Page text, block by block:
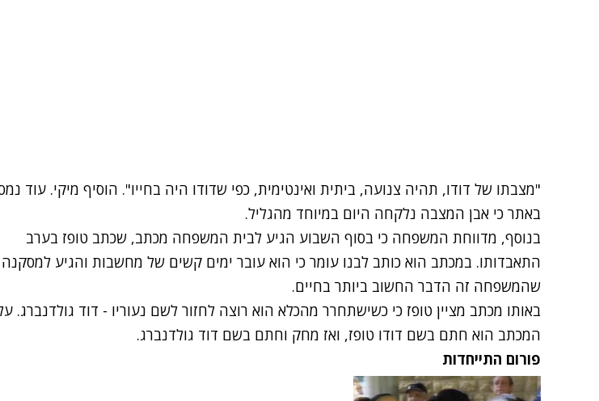
"מצבתו של דודו, תהיה צנועה, ביתית ואינטימית, כפי שדודו היה בחייו". הוסיף מיקי. עוד
באתר כי אבן המצבה נלקחה היום במיוחד מהגליל.
בנוסף, מדווחת המשפחה כי בסוף השבוע הגיע לבית המשפחה מכתב, שכתב טופז בערב
התאבדותו. במכתב הוא כותב לבנו עומר כי הוא עובר ימים קשים של מחשבות והגיע למסקנה
שהמשפחה זה הדבר החשוב ביותר בחיים.
באותו מכתב מציין טופז כי כשישתחרר מהכלא הוא רוצה לחזור לשם נעוריו - דוד גולדנברג.
המכתב הוא חתם בשם דודו טופז, ואז מחק וחתם בשם דוד גולדנברג.
פורום התייחדות